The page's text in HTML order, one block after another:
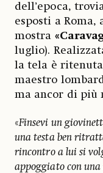
dell’epoca,
esposti a Roma,
mostra
luglio).
la tela è
maestro
ma ancor di più
«Finsevi un
una testa ben
rincontro a lui si
appoggiato con una